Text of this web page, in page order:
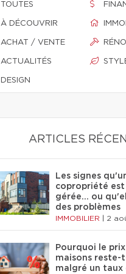
TOUTES
À DÉCOUVRIR
ACHAT / VENTE
ACTUALITÉS
DESIGN
ARTICLES
Les signes
copropriété est
gérée… ou
des problèmes
IMMOBILIER 2
Pourquoi le
maisons reste-
malgré un